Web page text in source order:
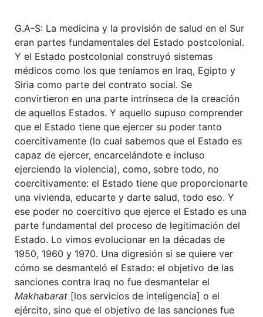
G.A-S: La medicina y la provisión de salud en el Sur
eran partes fundamentales del Estado postcolonial.
Y el Estado postcolonial construyó sistemas
médicos como los que teníamos en Iraq, Egipto y
Siria como parte del contrato social. Se
convirtieron en una parte intrínseca de la creación
de aquellos Estados. Y aquello supuso comprender
que el Estado tiene que ejercer su poder tanto
coercitivamente (lo cual sabemos que el Estado es
capaz de ejercer, encarcelándote e incluso
ejerciendo la violencia), como, sobre todo, no
coercitivamente: el Estado tiene que proporcionarte
una vivienda, educarte y darte salud, todo eso. Y
ese poder no coercitivo que ejerce el Estado es una
parte fundamental del proceso de legitimación del
Estado. Lo vimos evolucionar en la décadas de
1950, 1960 y 1970. Una digresión si se quiere ver
cómo se desmanteló el Estado: el objetivo de las
sanciones contra Iraq no fue desmantelar el
Makhabarat [los servicios de inteligencia] o el
ejército, sino que el objetivo de las sanciones fue